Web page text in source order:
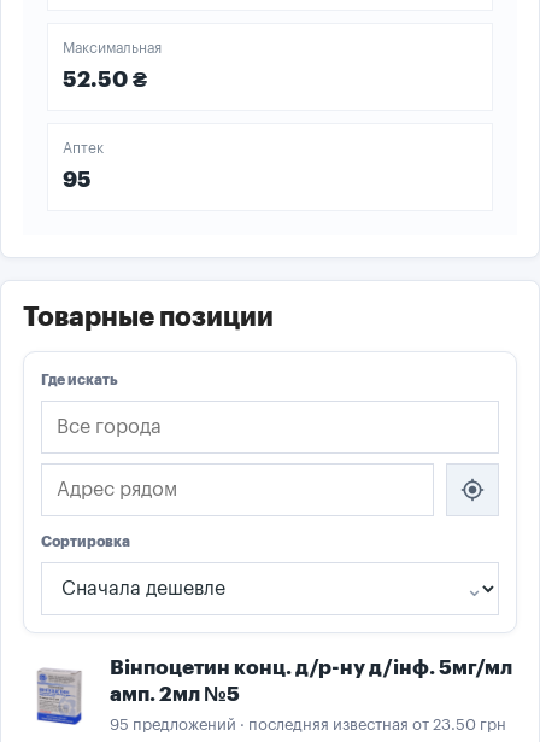
Максимальная
52.50 ₴
Аптек
95
Товарные позиции
Где искать
Сортировка
my_location
Вінпоцетин конц. д/р-ну д/інф. 5мг/мл
амп. 2мл №5
95 предложений · последняя известная от 23.50 грн